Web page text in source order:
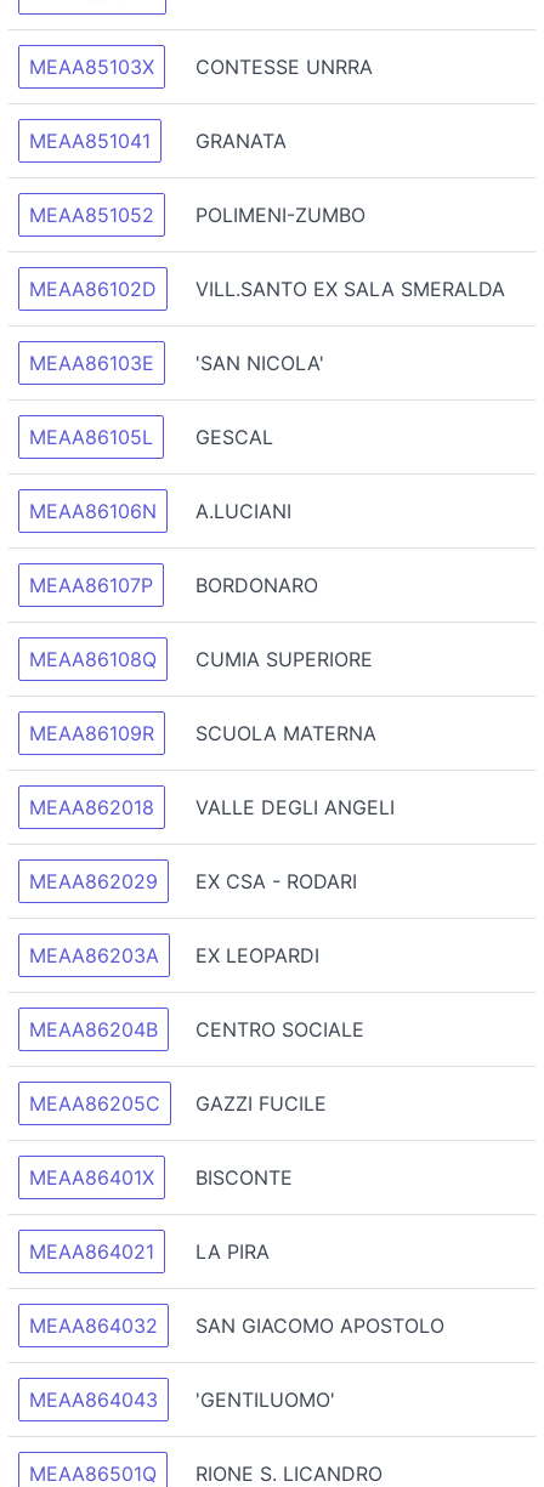
MEAA85103X CONTESSE UNRRA
MEAA851041 GRANATA
MEAA851052 POLIMENI-ZUMBO
MEAA86102D VILL.SANTO EX SALA SMERALDA
MEAA86103E 'SAN NICOLA'
MEAA86105L GESCAL
MEAA86106N A.LUCIANI
MEAA86107P BORDONARO
MEAA86108Q CUMIA SUPERIORE
MEAA86109R SCUOLA MATERNA
MEAA862018 VALLE DEGLI ANGELI
MEAA862029 EX CSA - RODARI
MEAA86203A EX LEOPARDI
MEAA86204B CENTRO SOCIALE
MEAA86205C GAZZI FUCILE
MEAA86401X BISCONTE
MEAA864021 LA PIRA
MEAA864032 SAN GIACOMO APOSTOLO
MEAA864043 'GENTILUOMO'
MEAA86501Q RIONE S. LICANDRO